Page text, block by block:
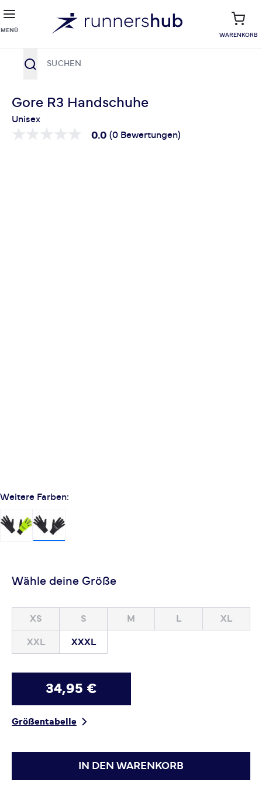
MENÜ
WARENKORB
Gore R3 Handschuhe
Unisex
0.0 (0 Bewertungen)
Weitere Farben:
Wähle deine Größe
XS S M L XL
XXL XXXL
34,95 €
Größentabelle
IN DEN WARENKORB